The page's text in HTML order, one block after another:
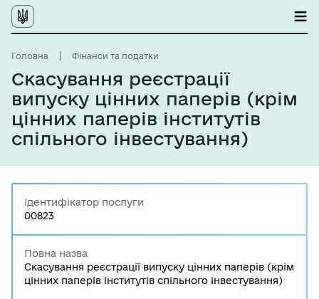
Головна Фінанси та податки
Скасування реєстрації
випуску цінних паперів (крім
цінних паперів інститутів
спільного інвестування)
Ідентифікатор послуги
00823
Повна назва
Скасування реєстрації випуску цінних паперів (крім
цінних паперів інститутів спільного інвестування)